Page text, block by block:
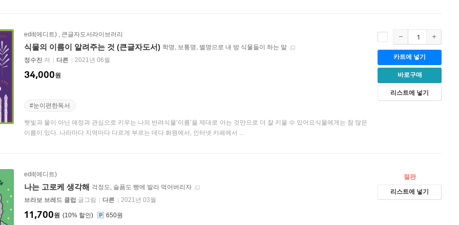
edit(에디트) , 큰글자도서라이브러리
식물의 이름이 알려주는 것 (큰글자도서) 학명, 보통명, 별명으로 내 방 식물들이 하는 말
정수진 저 다른 2021년 06월
34,000원
#눈이편한독서
햇빛과 물이 아닌 애정과 관심으로 키우는 나의 반려식물‘이름’을 제대로 아는 것만으로 더 잘 키울 수 있어요식물에게는 참 많은
이름이 있다. 나라마다 지역마다 다르게 부르는 데다 화원에서, 인터넷 카페에서 ...
카트에 넣기
바로구매
리스트에 넣기
edit(에디트)
나는 고로케 생각해 걱정도, 슬픔도 빵에 발라 먹어버리자
브라보 브레드 클럽 글그림 다른 2021년 03월
10%
11,700원
650원
절판
리스트에 넣기